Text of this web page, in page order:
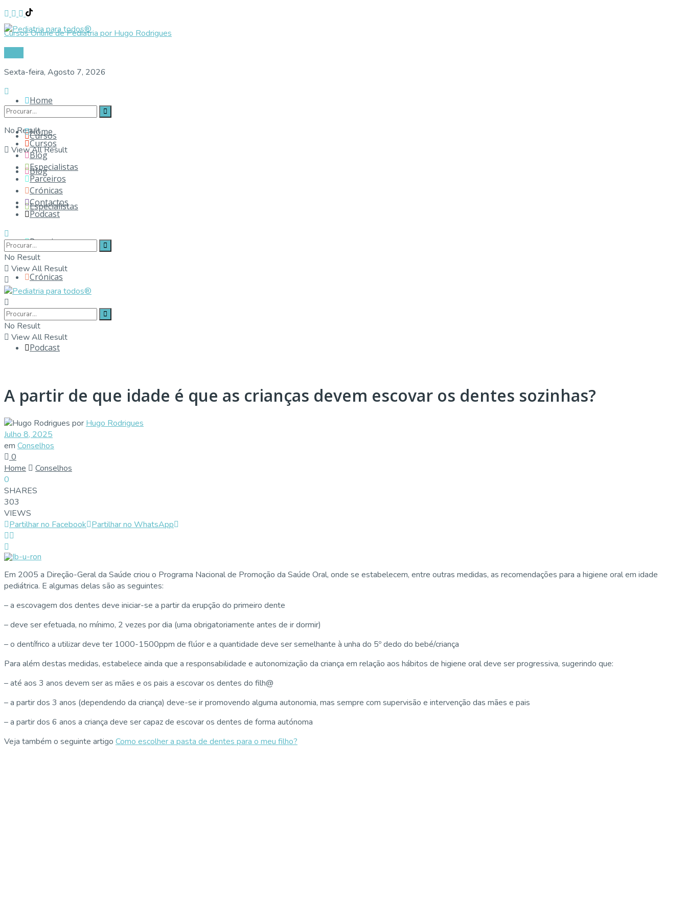
Cursos Online de Pediatria por Hugo Rodrigues
Sexta-feira, Agosto 7, 2026
No Result
View All Result
Home
Cursos
Blog
Especialistas
Parceiros
Crónicas
Contactos
Podcast
Home
Cursos
Blog
Especialistas
Parceiros
Crónicas
Contactos
Podcast
No Result
View All Result
No Result
View All Result
A partir de que idade é que as crianças devem escovar os dentes sozinhas?
por Hugo Rodrigues
Julho 8, 2025
em Conselhos
0
Home
Conselhos
0
SHARES
303
VIEWS
Partilhar no Facebook Partilhar no WhatsApp
Em 2005 a Direção-Geral da Saúde criou o Programa Nacional de Promoção da Saúde Oral, onde se estabelecem, entre outras medidas, as recomendações para a higiene oral em idade
pediátrica. E algumas delas são as seguintes:
– a escovagem dos dentes deve iniciar-se a partir da erupção do primeiro dente
– deve ser efetuada, no mínimo, 2 vezes por dia (uma obrigatoriamente antes de ir dormir)
– o dentífrico a utilizar deve ter 1000-1500ppm de flúor e a quantidade deve ser semelhante à unha do 5º dedo do bebé/criança
Para além destas medidas, estabelece ainda que a responsabilidade e autonomização da criança em relação aos hábitos de higiene oral deve ser progressiva, sugerindo que:
– até aos 3 anos devem ser as mães e os pais a escovar os dentes do filh@
– a partir dos 3 anos (dependendo da criança) deve-se ir promovendo alguma autonomia, mas sempre com supervisão e intervenção das mães e pais
– a partir dos 6 anos a criança deve ser capaz de escovar os dentes de forma autónoma
Veja também o seguinte artigo Como escolher a pasta de dentes para o meu filho?